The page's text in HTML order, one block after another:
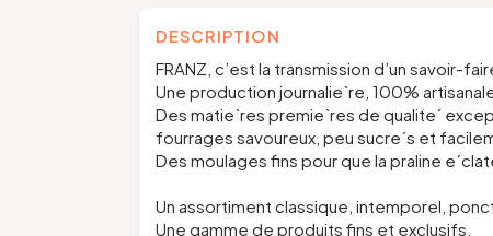
DESCRIPTION
FRANZ, c’est la transmission d’un savoir-
Une production journalie`re, 100%
Des matie`res premie`res de qualite´
fourrages savoureux, peu sucre´s et
Des moulages fins pour que la praline
Un assortiment classique, intemporel,
Une gamme de produits fins et exclusifs.